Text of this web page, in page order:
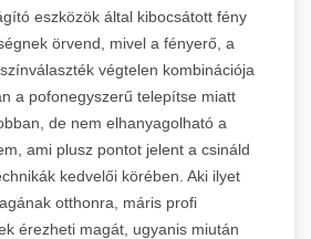
eszközök által kibocsátott fény
örvend, mivel a fényerő, a
végtelen kombinációja
a pofonegyszerű telepítse miatt
de nem elhanyagolható a
ami plusz pontot jelent a csináld
kedvelői körében. Aki ilyet
otthonra, máris profi
érezheti magát, ugyanis miután